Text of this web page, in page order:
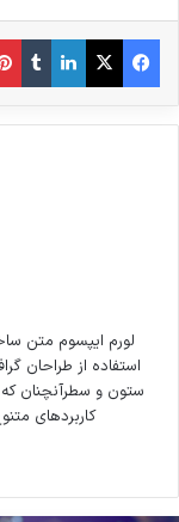
شامل
سوالات
فیس بوک X لینکدین
لورم ایپسوم متن
استفاده از طراحان
ستون و سطرآنچنان که
کاربردهای